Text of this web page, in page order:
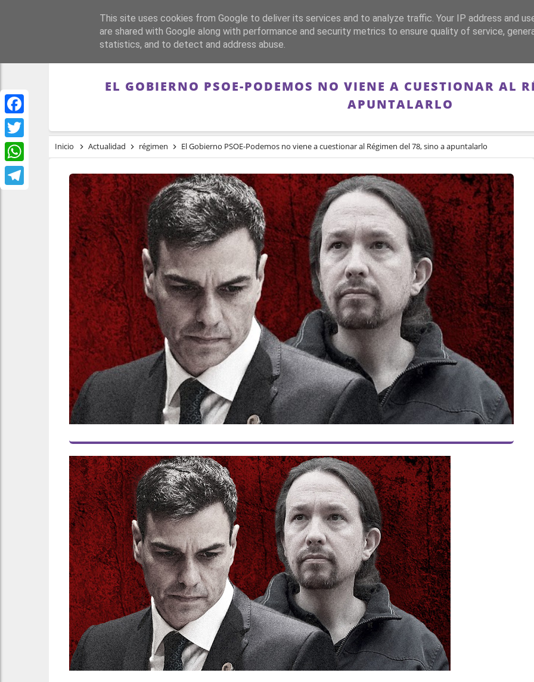
Facebook
Twitter
WhatsApp
PORTADA REPÚBLICA FRANQUISMO GUERRA DE ESPAÑA MEMORIA
EL GOBIERNO PSOE-PODEMOS NO VIENE A CUESTIONAR AL
APUNTALARLO
Inicio Actualidad régimen El Gobierno PSOE-Podemos no viene a cuestionar al Régimen del 78, sino a apuntalarlo
This site uses cookies from Google to deliver its services and to analyze traffic. Your IP address and
are shared with Google along with performance and security metrics to ensure quality of service,
statistics, and to detect and address abuse.